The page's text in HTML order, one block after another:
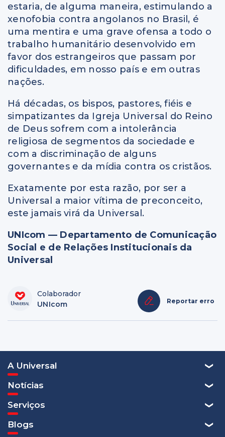
estaria, de alguma maneira, estimulando a
xenofobia contra angolanos no Brasil, é
uma mentira e uma grave ofensa a todo o
trabalho humanitário desenvolvido em
favor dos estrangeiros que passam por
dificuldades, em nosso país e em outras
nações.
Há décadas, os bispos, pastores, fiéis e
simpatizantes da Igreja Universal do Reino
de Deus sofrem com a intolerância
religiosa de segmentos da sociedade e
com a discriminação de alguns
governantes e da mídia contra os cristãos.
Exatamente por esta razão, por ser a
Universal a maior vítima de preconceito,
este jamais virá da Universal.
UNIcom — Departamento de Comunicação
Social e de Relações Institucionais da
Universal
Colaborador
UNIcom
Reportar erro
A Universal
Notícias
Serviços
Blogs